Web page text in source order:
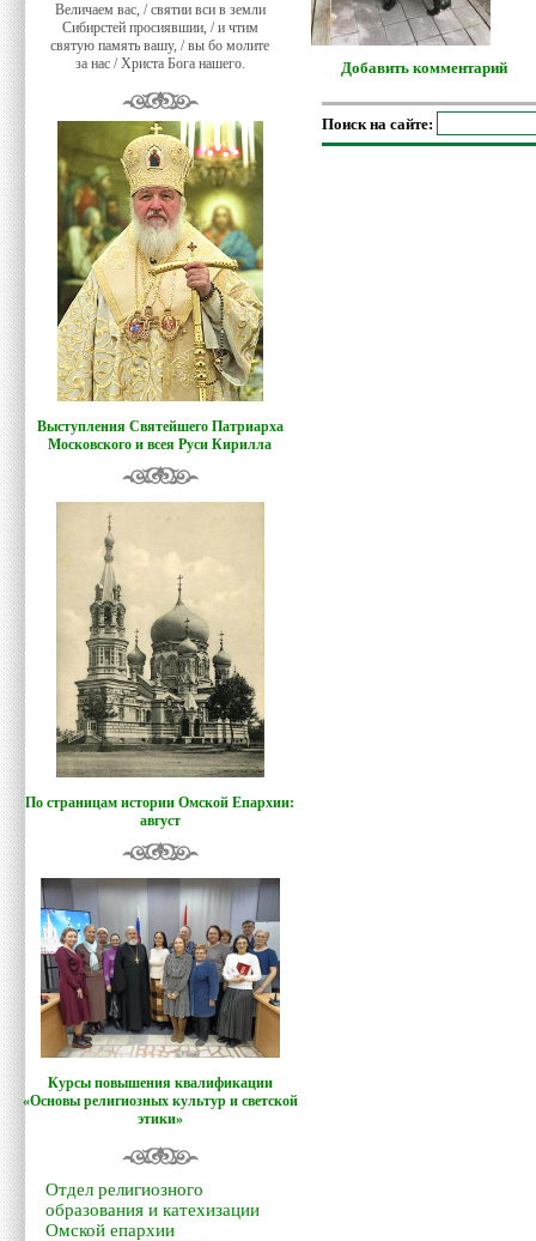
Величаем вас, / святии вси в земли
Сибирстей просиявшии, / и чтим
святую память вашу, / вы бо молите
за нас / Христа Бога нашего.
Выступления Святейшего Патриарха
Московского и всея Руси Кирилла
По страницам истории Омской Епархии:
август
Курсы повышения квалификации
«Основы религиозных культур и светской
этики»
Отдел религиозного
образования и катехизации
Омской епархии
Добавить комментарий
Поиск на сайте: